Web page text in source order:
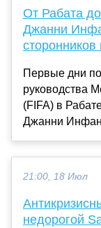
От Рабата
Джанни
Первые дни
руководства
(FIFA) в
Джанни
21:00, 18 Июл
недорогой